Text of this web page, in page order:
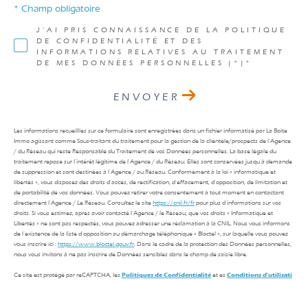
J'AI PRIS CONNAISSANCE DE LA POLITIQUE
DE CONFIDENTIALITÉ ET DES
INFORMATIONS RELATIVES AU TRAITEMENT
DE MES DONNÉES PERSONNELLES (*)*
* Champ obligatoire
ENVOYER
Les informations recueillies sur ce formulaire sont enregistrées dans un fichier informatisé par La Boite
Immo agissant comme Sous-traitant du traitement pour la gestion de la clientèle/prospects de l'Agence
/ du Réseau qui reste Responsable du Traitement de vos Données personnelles. La base légale du
traitement repose sur l'intérêt légitime de l'Agence / du Réseau. Elles sont conservées jusqu'à demande
de suppression et sont destinées à l'Agence / au Réseau. Conformément à la loi « informatique et
libertés », vous disposez des droits d’accès, de rectification, d’effacement, d’opposition, de limitation et
de portabilité de vos données. Vous pouvez retirer votre consentement à tout moment en contactant
directement l’Agence / Le Réseau. Consultez le site https://cnil.fr/fr pour plus d’informations sur vos
droits. Si vous estimez, après avoir contacté l'Agence / le Réseau, que vos droits « Informatique et
Libertés » ne sont pas respectés, vous pouvez adresser une réclamation à la CNIL. Nous vous informons
de l’existence de la liste d'opposition au démarchage téléphonique « Bloctel », sur laquelle vous pouvez
vous inscrire ici : https://www.bloctel.gouv.fr. Dans le cadre de la protection des Données personnelles,
nous vous invitons à ne pas inscrire de Données sensibles dans le champ de saisie libre.
Ce site est protégé par reCAPTCHA, les Politiques de Confidentialité et es Conditions d'utilisati